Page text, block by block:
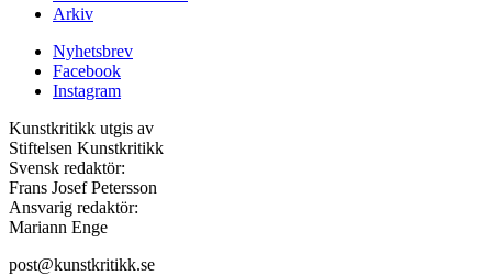
Arkiv
Nyhetsbrev
Facebook
Instagram
Kunstkritikk utgis av
Stiftelsen Kunstkritikk
Svensk redaktör:
Frans Josef Petersson
Ansvarig redaktör:
Mariann Enge
post@kunstkritikk.se